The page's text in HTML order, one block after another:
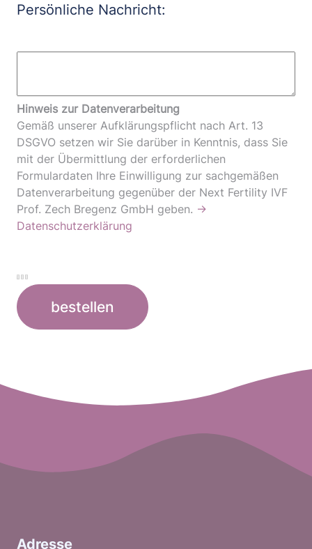
Persönliche Nachricht:
Hinweis zur Datenverarbeitung
Gemäß unserer Aufklärungspflicht nach Art. 13
DSGVO setzen wir Sie darüber in Kenntnis, dass Sie
mit der Übermittlung der erforderlichen
Formulardaten Ihre Einwilligung zur sachgemäßen
Datenverarbeitung gegenüber der Next Fertility IVF
Prof. Zech Bregenz GmbH geben. →
Datenschutzerklärung
Adresse